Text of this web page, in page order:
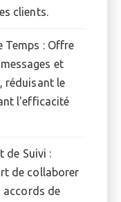
clients.
Temps : Offre
et
réduisant le
l'efficacité
de Suivi :
de collaborer
accords de